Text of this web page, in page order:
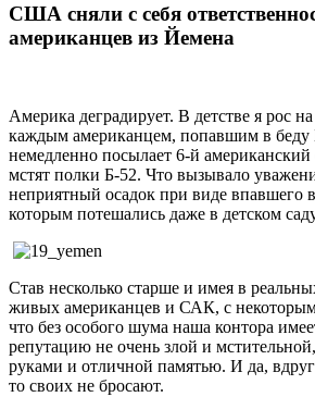
США сняли с себя
американцев из Йемена
Америка деградирует. В детстве я рос
каждым американцем, попавшим в
немедленно посылает 6-й американский
мстят полки Б-52. Что вызывало
неприятный осадок при виде впавшего
которым потешались даже в детском
Став несколько старше и имея в
живых американцев и САК, с
что без особого шума наша контора
репутацию не очень злой и
руками и отличной памятью. И да,
то своих не бросают.